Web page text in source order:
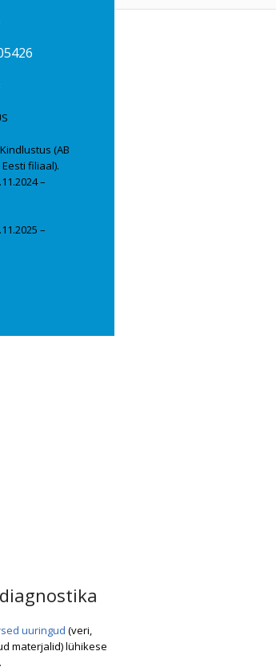
(AB
filiaal).
–
–
uuringud (veri,
materjalid) lühikese